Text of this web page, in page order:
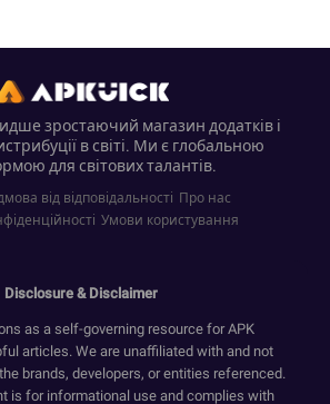
зростаючий магазин додатків і
в світі. Ми є глобальною
для світових талантів.
від відповідальності Про нас
Умови користування
Disclosure & Disclaimer
as a self-governing resource for APK
articles. We are unaffiliated with and not
brands, developers, or entities referenced.
is for informational use and complies with